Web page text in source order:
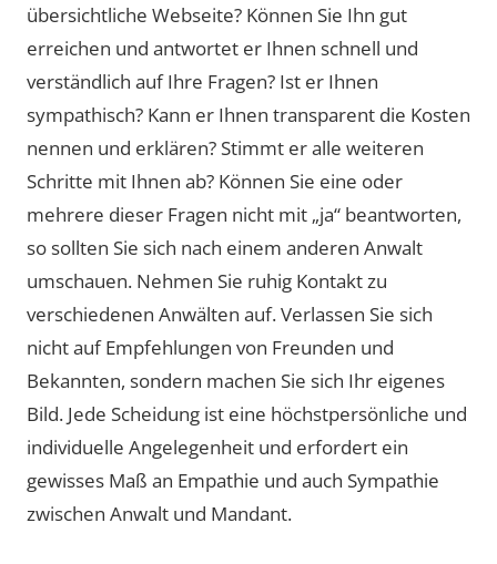
übersichtliche Webseite? Können Sie Ihn gut
erreichen und antwortet er Ihnen schnell und
verständlich auf Ihre Fragen? Ist er Ihnen
sympathisch? Kann er Ihnen transparent die Kosten
nennen und erklären? Stimmt er alle weiteren
Schritte mit Ihnen ab? Können Sie eine oder
mehrere dieser Fragen nicht mit „ja“ beantworten,
so sollten Sie sich nach einem anderen Anwalt
umschauen. Nehmen Sie ruhig Kontakt zu
verschiedenen Anwälten auf. Verlassen Sie sich
nicht auf Empfehlungen von Freunden und
Bekannten, sondern machen Sie sich Ihr eigenes
Bild. Jede Scheidung ist eine höchstpersönliche und
individuelle Angelegenheit und erfordert ein
gewisses Maß an Empathie und auch Sympathie
zwischen Anwalt und Mandant.